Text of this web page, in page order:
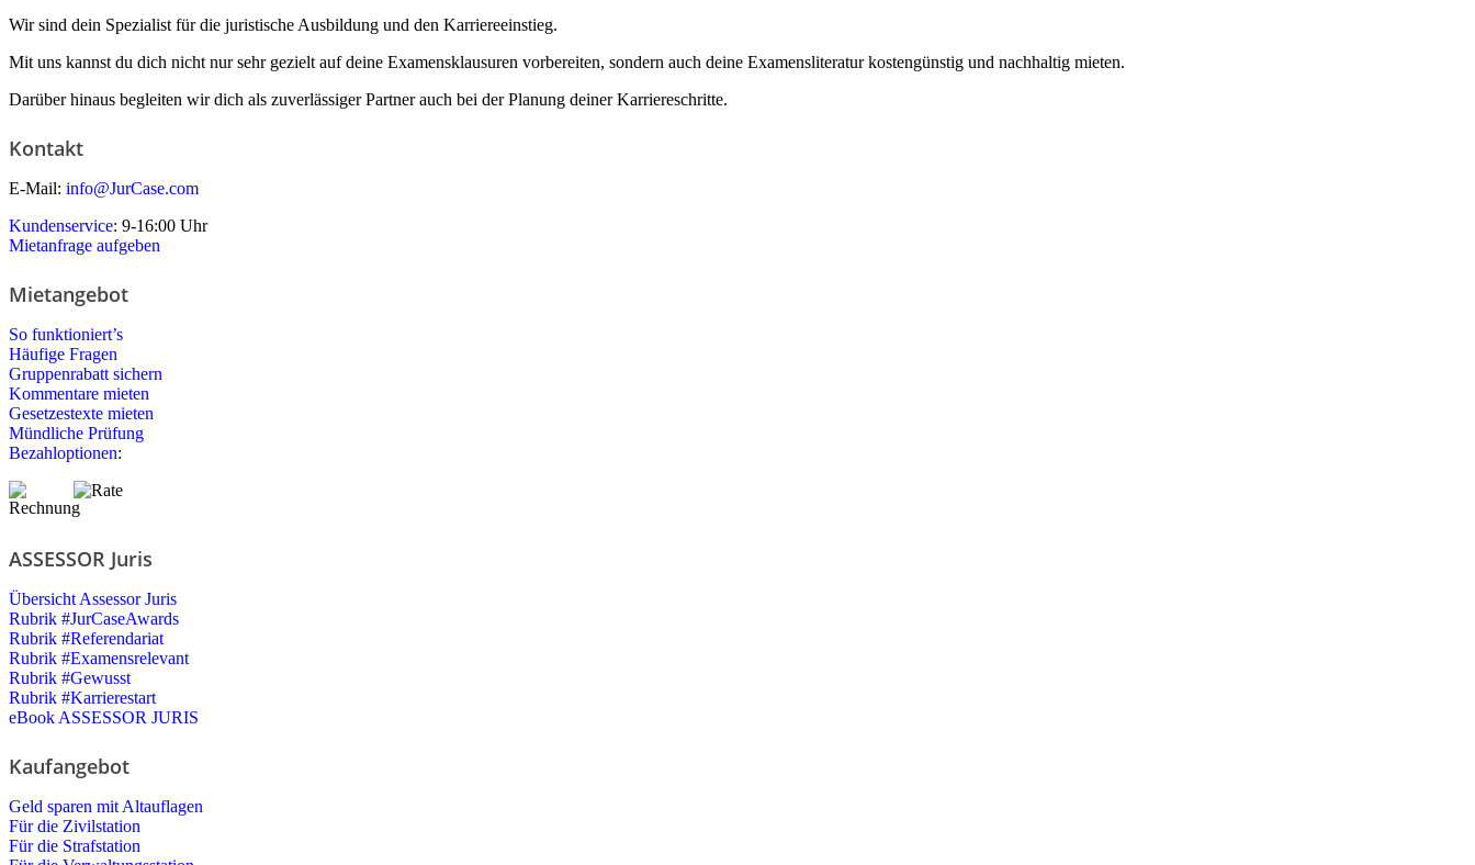
Wir sind dein Spezialist für die juristische Ausbildung und den Karriereeinstieg.
Mit uns kannst du dich nicht nur sehr gezielt auf deine Examensklausuren vorbereiten, sondern auch deine Examensliteratur kostengünstig und nachhaltig mieten.
Darüber hinaus begleiten wir dich als zuverlässiger Partner auch bei der Planung deiner Karriereschritte.
Kontakt
E-Mail: info@JurCase.com
Kundenservice: 9-16:00 Uhr
Mietanfrage aufgeben
Mietangebot
So funktioniert’s
Häufige Fragen
Gruppenrabatt sichern
Kommentare mieten
Gesetzestexte mieten
Mündliche Prüfung
Bezahloptionen:
ASSESSOR Juris
Übersicht Assessor Juris
Rubrik #JurCaseAwards
Rubrik #Referendariat
Rubrik #Examensrelevant
Rubrik #Gewusst
Rubrik #Karrierestart
eBook ASSESSOR JURIS
Kaufangebot
Geld sparen mit Altauflagen
Für die Zivilstation
Für die Strafstation